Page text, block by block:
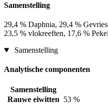
Samenstelling
29,4 % Daphnia, 29,4 %
23,5 % vlokreeften, 17,6 %
Samenstelling
Analytische componenten
Samenstelling
Rauwe eiwitten 53 %